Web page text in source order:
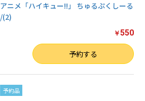
アニメ「ハイキュー!!」 ちゅるぷくしーる
/(2)
￥550
予約する
予約品